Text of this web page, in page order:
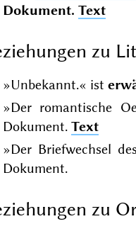
Dokument. Text
zu
»Unbekannt.« ist
»Der romantische
Dokument. Text
»Der Briefwechsel
Dokument.
zu